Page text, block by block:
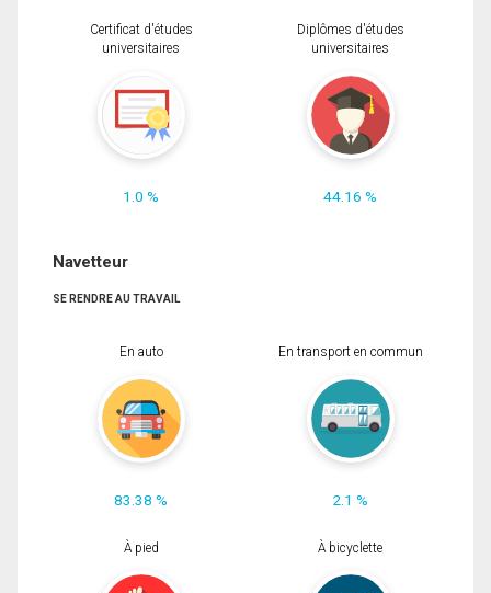
Certificat d'études
universitaires
1.0 %
Diplômes d'études
universitaires
44.16 %
Navetteur
SE RENDRE AU TRAVAIL
En auto
83.38 %
En transport en commun
2.1 %
À pied À bicyclette